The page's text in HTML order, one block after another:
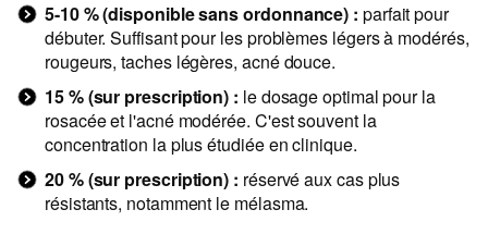
5-10 % (disponible sans ordonnance) : parfait pour
débuter. Suffisant pour les problèmes légers à modérés,
rougeurs, taches légères, acné douce.
15 % (sur prescription) : le dosage optimal pour la
rosacée et l'acné modérée. C'est souvent la
concentration la plus étudiée en clinique.
20 % (sur prescription) : réservé aux cas plus
résistants, notamment le mélasma.